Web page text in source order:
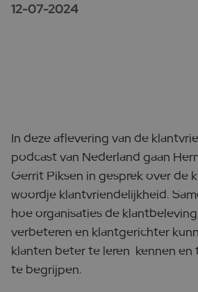
12-07-2024
In deze aflevering van de
podcast van Nederland gaan
Gerrit Piksen in gesprek over de
woordje klantvriendelijkheid.
hoe organisaties de
verbeteren en klantgerichter
klanten beter te leren kennen
te begrijpen.